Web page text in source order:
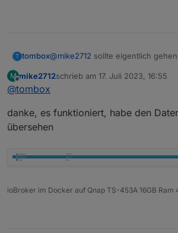
auslesen kann, welcher
T tombox@mike2712 sollte eigentlich
M
Offline
mike2712schrieb am 17. Juli 2023, 16:55
zuletzt editiert von
@tombox
danke, es funktioniert, habe den
übersehen
ioBroker im Docker auf Qnap TS-453A 16GB Ram